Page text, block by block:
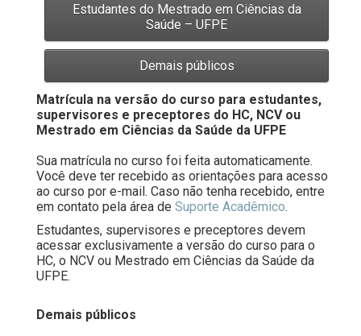
Estudantes do Mestrado em Ciências da
Saúde – UFPE
Matrícula na versão do curso para estudantes,
supervisores e preceptores do HC, NCV ou
Mestrado em Ciências da Saúde da UFPE
Sua matrícula no curso foi feita automaticamente.
Você deve ter recebido as orientações para acesso
ao curso por e-mail. Caso não tenha recebido, entre
em contato pela área de Suporte Acadêmico.
Estudantes, supervisores e preceptores devem
acessar exclusivamente a versão do curso para o
HC, o NCV ou Mestrado em Ciências da Saúde da
UFPE.
Demais públicos